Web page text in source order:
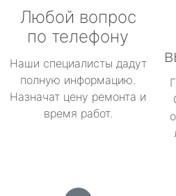
Любой вопрос
по телефону
Наши специалисты дадут
полную информацию.
Назначат цену ремонта и
время работ.